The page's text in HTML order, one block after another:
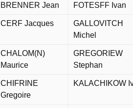
BRENNER Jean FOTESFF Ivan
CERF Jacques
GALLOVITCH
Michel
CHALOM(N)
Maurice
GREGORIEW
Stephan
CHIFRINE
Gregoire
KALACHIKOW